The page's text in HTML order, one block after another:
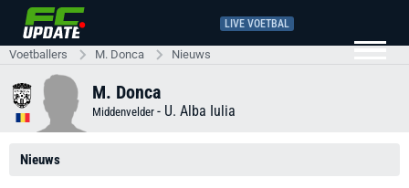
LIVE VOETBAL
Voetballers M. Donca Nieuws
M. Donca
Middenvelder - U. Alba Iulia
Nieuws